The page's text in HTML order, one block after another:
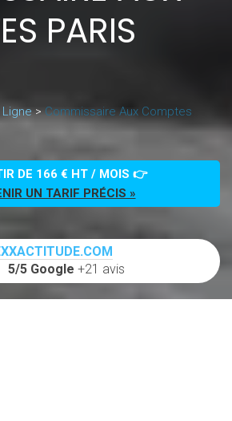
PARIS
Ligne>Commissaire Aux Comptes
DE 166 € HT / MOIS 👉
UN TARIF PRÉCIS »
5/5 Google +21 avis